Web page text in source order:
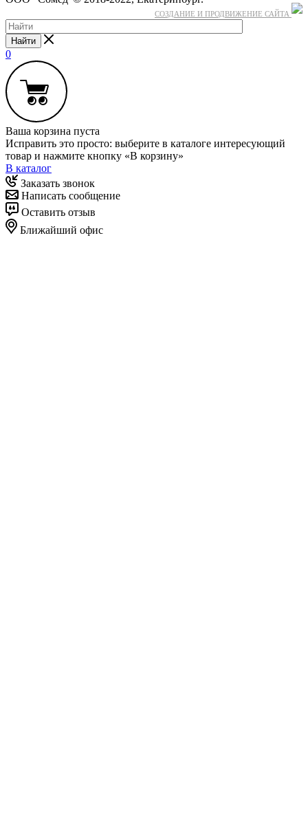
СОЗДАНИЕ И ПРОДВИЖЕНИЕ САЙТА
Найти
0
Ваша корзина пуста
Исправить это просто: выберите в каталоге интересующий
товар и нажмите кнопку «В корзину»
В каталог
Заказать звонок
Написать сообщение
Оставить отзыв
Ближайший офис